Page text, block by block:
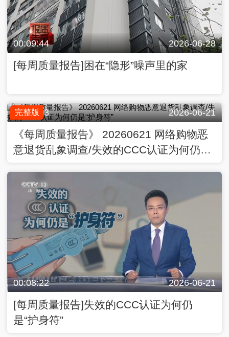
00:09:44 2026-06-28
[每周质量报告]困在“隐形”噪声里的家
完整版
00:19:03 2026-06-21
《每周质量报告》 20260621 网络购物恶
意退货乱象调查/失效的CCC认证为何仍
00:08:22 2026-06-21
[每周质量报告]失效的CCC认证为何仍
是“护身符”